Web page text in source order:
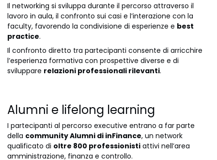
Il networking si sviluppa durante il percorso attraverso il
lavoro in aula, il confronto sui casi e l’interazione con la
faculty, favorendo la condivisione di esperienze e best
practice.
Il confronto diretto tra partecipanti consente di arricchire
l’esperienza formativa con prospettive diverse e di
sviluppare relazioni professionali rilevanti.
Alumni e lifelong learning
I partecipanti al percorso executive entrano a far parte
della community Alumni di inFinance, un network
qualificato di oltre 800 professionisti attivi nell’area
amministrazione, finanza e controllo.